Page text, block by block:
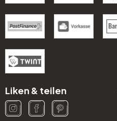
Liken & teilen